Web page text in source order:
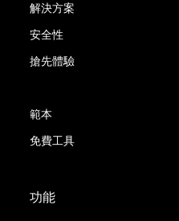
解決方案
安全性
搶先體驗
範本
免費工具
功能